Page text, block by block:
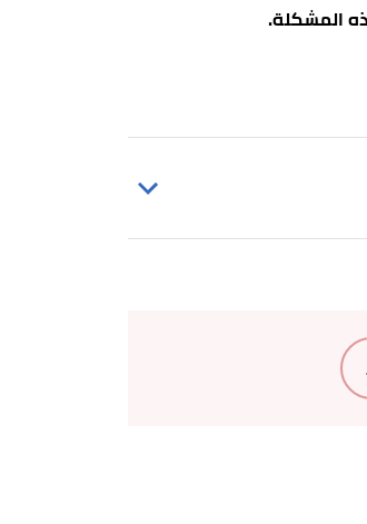
المشكلة.